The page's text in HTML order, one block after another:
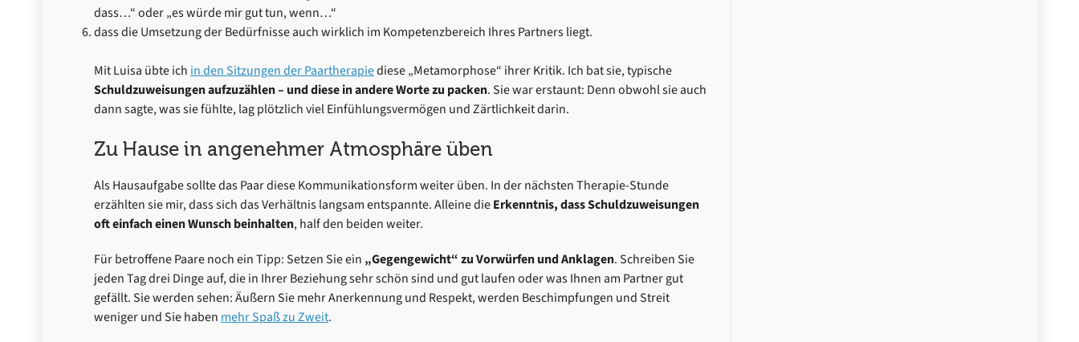
dass…“ oder „es würde mir gut tun, wenn…“
dass die Umsetzung der Bedürfnisse auch wirklich im Kompetenzbereich Ihres Partners liegt.
Mit Luisa übte ich in den Sitzungen der Paartherapiediese „Metamorphose“ ihrer Kritik. Ich bat sie, typische
Schuldzuweisungen aufzuzählen – und diese in andere Worte zu packen. Sie war erstaunt: Denn obwohl sie auch
dann sagte, was sie fühlte, lag plötzlich viel Einfühlungsvermögen und Zärtlichkeit darin.
Zu Hause in angenehmer Atmosphäre üben
Als Hausaufgabe sollte das Paar diese Kommunikationsform weiter üben. In der nächsten Therapie-Stunde
erzählten sie mir, dass sich das Verhältnis langsam entspannte. Alleine dieErkenntnis, dass Schuldzuweisungen
oft einfach einen Wunsch beinhalten, half den beiden weiter.
Für betroffene Paare noch ein Tipp: Setzen Sie ein „Gegengewicht“ zu Vorwürfen und Anklagen. Schreiben Sie
jeden Tag drei Dinge auf, die in Ihrer Beziehung sehr schön sind und gut laufen oder was Ihnen am Partner gut
gefällt. Sie werden sehen: Äußern Sie mehr Anerkennung und Respekt, werden Beschimpfungen und Streit
weniger und Sie haben mehr Spaß zu Zweit.